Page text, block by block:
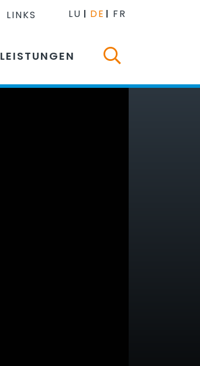
LINKS LU DE FR
LEISTUNGEN